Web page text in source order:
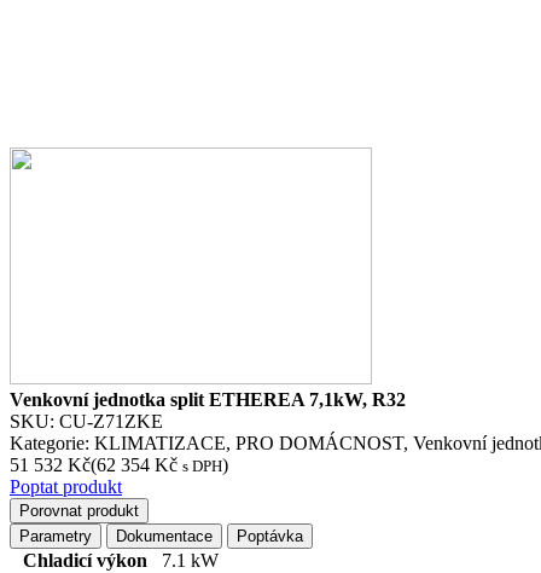
Venkovní jednotka split ETHEREA 7,1kW, R32
SKU: CU-Z71ZKE
Kategorie: KLIMATIZACE, PRO DOMÁCNOST, Venkovní
51 532 Kč(62 354 Kč s DPH)
Poptat produkt
Porovnat produkt
Parametry
Dokumentace Poptávka
Chladicí výkon
7.1 kW